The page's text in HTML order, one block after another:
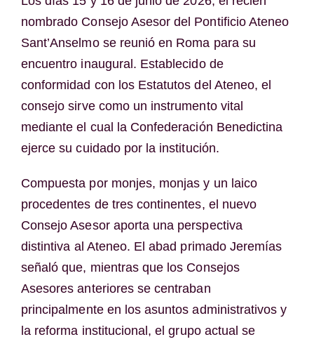
nombrado Consejo Asesor del Pontificio Ateneo
Sant’Anselmo se reunió en Roma para su
encuentro inaugural. Establecido de
conformidad con los Estatutos del Ateneo, el
consejo sirve como un instrumento vital
mediante el cual la Confederación Benedictina
ejerce su cuidado por la institución.
Compuesta por monjes, monjas y un laico
procedentes de tres continentes, el nuevo
Consejo Asesor aporta una perspectiva
distintiva al Ateneo. El abad primado Jeremías
señaló que, mientras que los Consejos
Asesores anteriores se centraban
principalmente en los asuntos administrativos y
la reforma institucional, el grupo actual se